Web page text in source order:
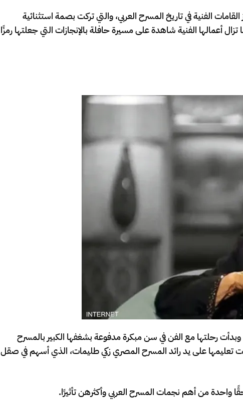
الفنية في تاريخ المسرح العربي، والتي تركت بصمة استثنائية
أعمالها الفنية شاهدة على مسيرة حافلة بالإنجازات التي جعلتها رمزًا
عام 1932 بحي شبرا في القاهرة، وبدأت رحلتها مع الفن في سن مبكرة مدفوعة بشغفها الكبير بالمسرح
العالي للفنون المسرحية عام 1949، حيث تلقت تعليمها على يد رائد المسرح المصري زكي طليمات، الذي أسهم في صقل
واحدة من أهم نجمات المسرح العربي وأكثرهن تأثيرًا.